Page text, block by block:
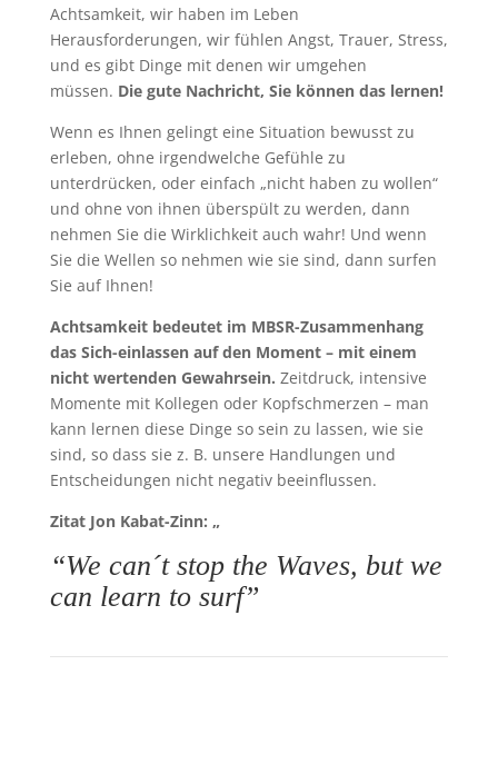
Achtsamkeit, wir haben im Leben
Herausforderungen, wir fühlen Angst, Trauer, Stress,
und es gibt Dinge mit denen wir umgehen
müssen. Die gute Nachricht, Sie können das lernen!
Wenn es Ihnen gelingt eine Situation bewusst zu
erleben, ohne irgendwelche Gefühle zu
unterdrücken, oder einfach „nicht haben zu wollen“
und ohne von ihnen überspült zu werden, dann
nehmen Sie die Wirklichkeit auch wahr! Und wenn
Sie die Wellen so nehmen wie sie sind, dann surfen
Sie auf Ihnen!
Achtsamkeit bedeutet im MBSR-Zusammenhang
das Sich-einlassen auf den Moment – mit einem
nicht wertenden Gewahrsein. Zeitdruck, intensive
Momente mit Kollegen oder Kopfschmerzen – man
kann lernen diese Dinge so sein zu lassen, wie sie
sind, so dass sie z. B. unsere Handlungen und
Entscheidungen nicht negativ beeinflussen.
Zitat Jon Kabat-Zinn: „
“We can´t stop the Waves, but we
can learn to surf”